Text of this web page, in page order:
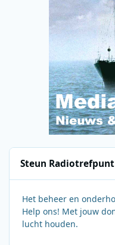
Steun Radiotrefpunt
Het beheer en
Help ons! Met jouw
lucht houden.